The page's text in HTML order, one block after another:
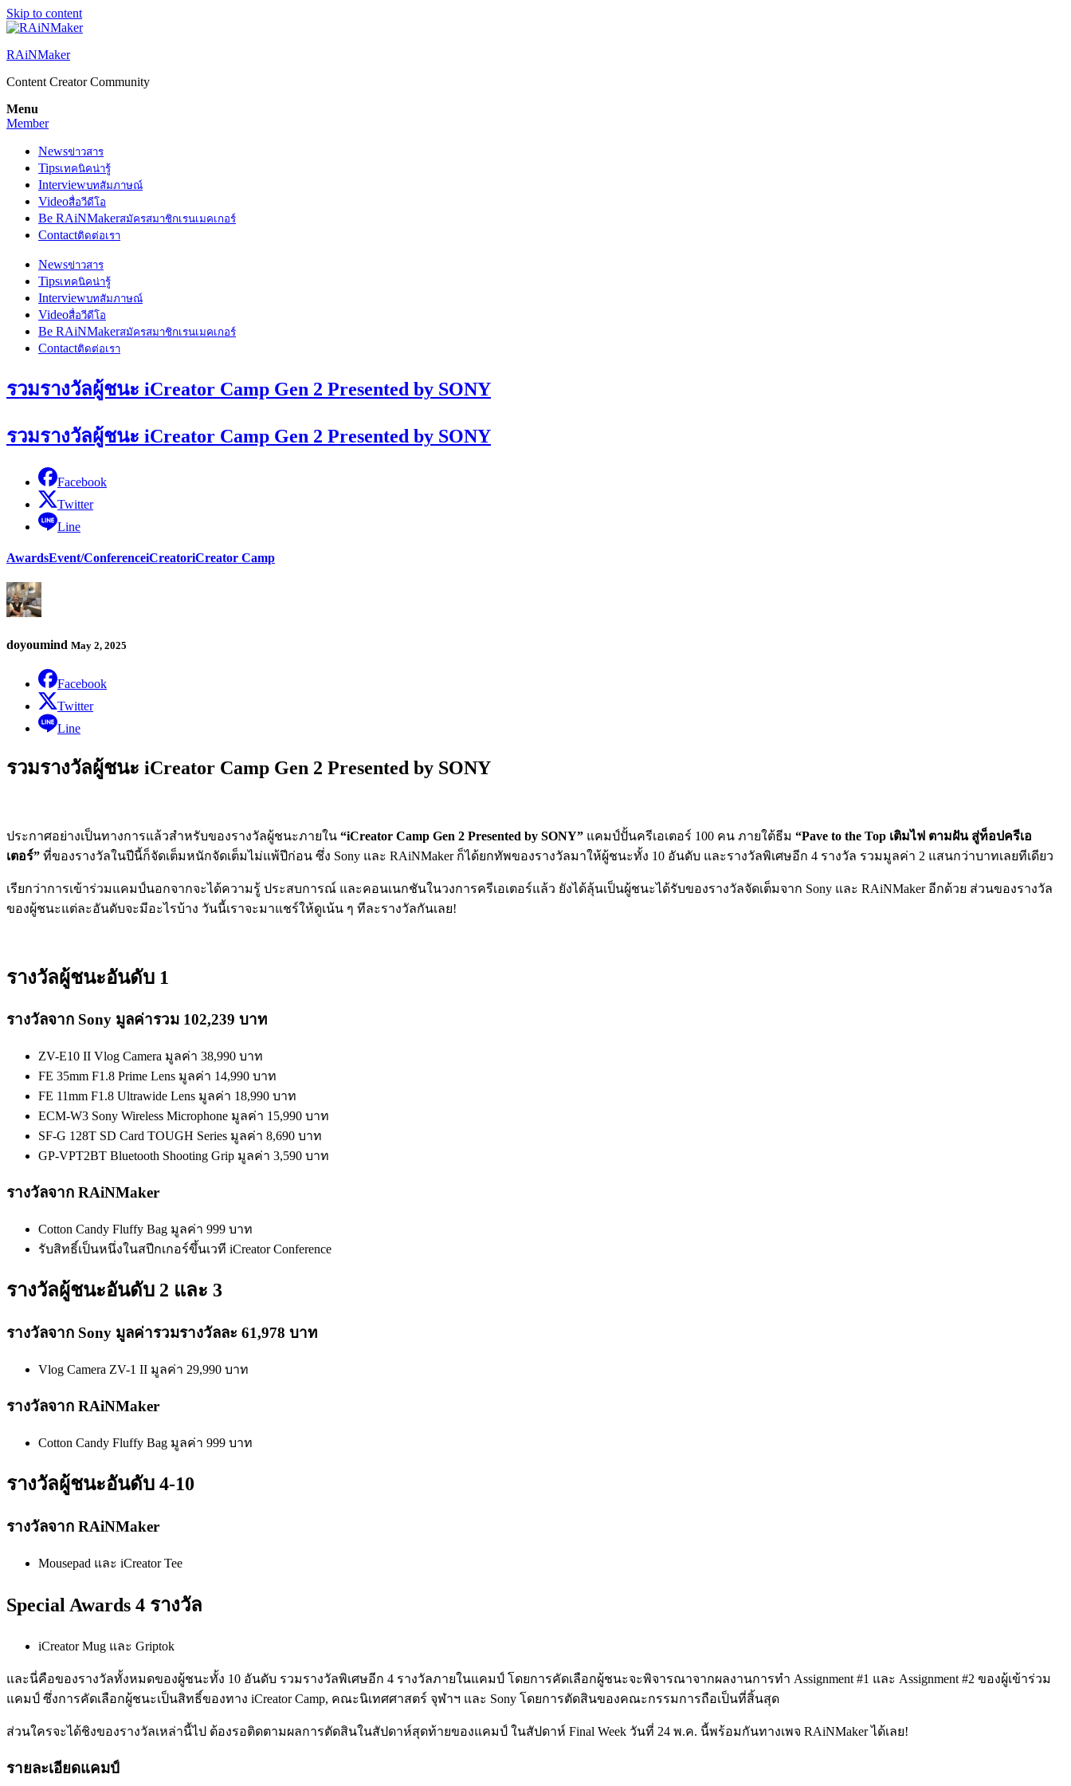
Skip to content
RAiNMaker
Content Creator Community
Menu
Member
Newsข่าวสาร
Tipsเทคนิคน่ารู้
Interviewบทสัมภาษณ์
Videoสื่อวีดีโอ
Be RAiNMakerสมัครสมาชิกเรนเมคเกอร์
Contactติดต่อเรา
Newsข่าวสาร
Tipsเทคนิคน่ารู้
Interviewบทสัมภาษณ์
Videoสื่อวีดีโอ
Be RAiNMakerสมัครสมาชิกเรนเมคเกอร์
Contactติดต่อเรา
รวมรางวัลผู้ชนะ iCreator Camp Gen 2 Presented by SONY
รวมรางวัลผู้ชนะ iCreator Camp Gen 2 Presented by SONY
Facebook
Twitter
Line
AwardsEvent/ConferenceiCreatoriCreator Camp
doyoumind May 2, 2025
Facebook
Twitter
Line
รวมรางวัลผู้ชนะ iCreator Camp Gen 2 Presented by SONY
ประกาศอย่างเป็นทางการแล้วสำหรับของรางวัลผู้ชนะภายใน “iCreator Camp Gen 2 Presented by SONY” แคมป์ปั้นครีเอเตอร์ 100 คน ภายใต้ธีม “Pave to the Top เติมไฟ ตามฝัน สู่ท็อปครีเอ
เตอร์” ที่ของรางวัลในปีนี้ก็จัดเต็มหนักจัดเต็มไม่แพ้ปีก่อน ซึ่ง Sony และ RAiNMaker ก็ได้ยกทัพของรางวัลมาให้ผู้ชนะทั้ง 10 อันดับ และรางวัลพิเศษอีก 4 รางวัล รวมมูลค่า 2 แสนกว่าบาทเลยทีเดียว
เรียกว่าการเข้าร่วมแคมป์นอกจากจะได้ความรู้ ประสบการณ์ และคอนเนกชันในวงการครีเอเตอร์แล้ว ยังได้ลุ้นเป็นผู้ชนะได้รับของรางวัลจัดเต็มจาก Sony และ RAiNMaker อีกด้วย ส่วนของรางวัล
ของผู้ชนะแต่ละอันดับจะมีอะไรบ้าง วันนี้เราจะมาแชร์ให้ดูเน้น ๆ ทีละรางวัลกันเลย!
รางวัลผู้ชนะอันดับ 1
รางวัลจาก Sony มูลค่ารวม 102,239 บาท
ZV-E10 II Vlog Camera มูลค่า 38,990 บาท
FE 35mm F1.8 Prime Lens มูลค่า 14,990 บาท
FE 11mm F1.8 Ultrawide Lens มูลค่า 18,990 บาท
ECM-W3 Sony Wireless Microphone มูลค่า 15,990 บาท
SF-G 128T SD Card TOUGH Series มูลค่า 8,690 บาท
GP-VPT2BT Bluetooth Shooting Grip มูลค่า 3,590 บาท
รางวัลจาก RAiNMaker
Cotton Candy Fluffy Bag มูลค่า 999 บาท
รับสิทธิ์เป็นหนึ่งในสปีกเกอร์ขึ้นเวที iCreator Conference
รางวัลผู้ชนะอันดับ 2 และ 3
รางวัลจาก Sony มูลค่ารวมรางวัลละ 61,978 บาท
Vlog Camera ZV-1 II มูลค่า 29,990 บาท
รางวัลจาก RAiNMaker
Cotton Candy Fluffy Bag มูลค่า 999 บาท
รางวัลผู้ชนะอันดับ 4-10
รางวัลจาก RAiNMaker
Mousepad และ iCreator Tee
Special Awards 4 รางวัล
iCreator Mug และ Griptok
และนี่คือของรางวัลทั้งหมดของผู้ชนะทั้ง 10 อันดับ รวมรางวัลพิเศษอีก 4 รางวัลภายในแคมป์ โดยการคัดเลือกผู้ชนะจะพิจารณาจากผลงานการทำ Assignment #1 และ Assignment #2 ของผู้เข้าร่วม
แคมป์ ซึ่งการคัดเลือกผู้ชนะเป็นสิทธิ์ของทาง iCreator Camp, คณะนิเทศศาสตร์ จุฬาฯ และ Sony โดยการตัดสินของคณะกรรมการถือเป็นที่สิ้นสุด
ส่วนใครจะได้ชิงของรางวัลเหล่านี้ไป ต้องรอติดตามผลการตัดสินในสัปดาห์สุดท้ายของแคมป์ ในสัปดาห์ Final Week วันที่ 24 พ.ค. นี้พร้อมกันทางเพจ RAiNMaker ได้เลย!
รายละเอียดแคมป์